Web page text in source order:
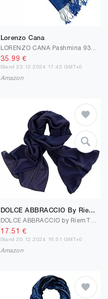
Lorenzo Cana
35.99 €
Stand 23.12.2024 17:42 GMT+0
Amazon
DOLCE ABBRACCIO By RiemTEX
17.51 €
Stand 20.12.2024 16:51 GMT+0
Amazon